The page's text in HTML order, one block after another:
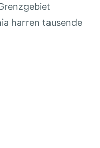
harren tausende